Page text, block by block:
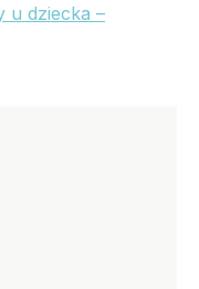
u dziecka –